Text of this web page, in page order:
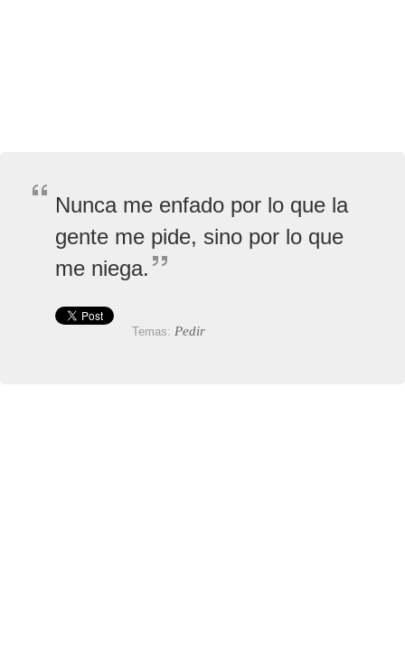
Nunca me enfado por lo que la
gente me pide, sino por lo que
me niega.
Temas: Pedir